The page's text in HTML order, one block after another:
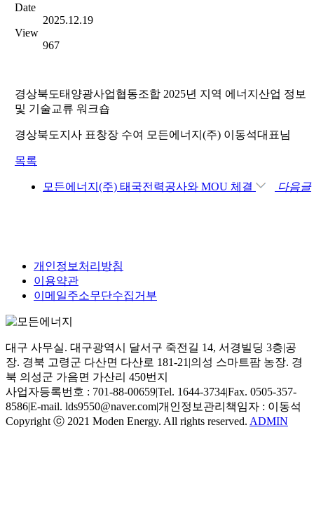
Date
2025.12.19
View
967
경상북도태양광사업협동조합 2025년 지역 에너지산업 정보
및 기술교류 워크숍
경상북도지사 표창장 수여 모든에너지(주) 이동석대표님
목록
모든에너지(주) 태국전력공사와 MOU 체결 다음글
개인정보처리방침
이용약관
이메일주소무단수집거부
대구 사무실. 대구광역시 달서구 죽전길 14, 서경빌딩 3층|공
장. 경북 고령군 다산면 다산로 181-21 |의성 스마트팜 농장. 경
북 의성군 가음면 가산리 450번지
사업자등록번호 : 701-88-00659|Tel. 1644-3734|Fax. 0505-357-
8586|E-mail. lds9550@naver.com|개인정보관리책임자 : 이동석
Copyright ⓒ 2021 Moden Energy. All rights reserved. ADMIN